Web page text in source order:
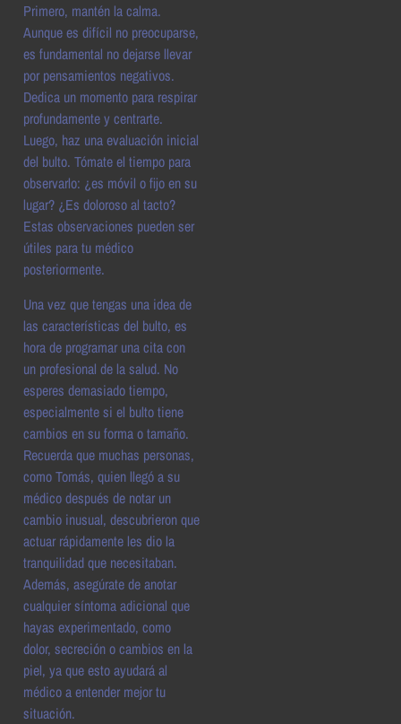
Primero, mantén la calma.
Aunque es difícil no preocuparse,
es fundamental no dejarse llevar
por pensamientos negativos.
Dedica un momento para respirar
profundamente y centrarte.
Luego, haz una evaluación inicial
del bulto. Tómate el tiempo para
observarlo: ¿es móvil o fijo en su
lugar? ¿Es doloroso al tacto?
Estas observaciones pueden ser
útiles para tu médico
posteriormente.
Una vez que tengas una idea de
las características del bulto, es
hora de programar una cita con
un profesional de la salud. No
esperes demasiado tiempo,
especialmente si el bulto tiene
cambios en su forma o tamaño.
Recuerda que muchas personas,
como Tomás, quien llegó a su
médico después de notar un
cambio inusual, descubrieron que
actuar rápidamente les dio la
tranquilidad que necesitaban.
Además, asegúrate de anotar
cualquier síntoma adicional que
hayas experimentado, como
dolor, secreción o cambios en la
piel, ya que esto ayudará al
médico a entender mejor tu
situación.